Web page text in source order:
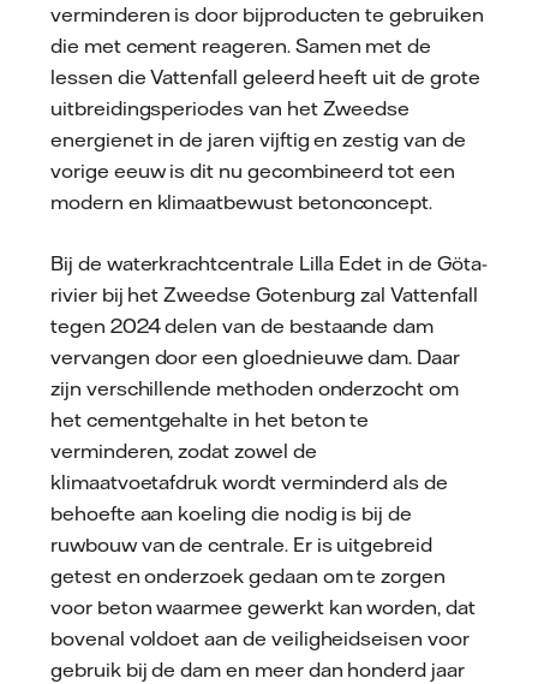
verminderen is door bijproducten te gebruiken
die met cement reageren. Samen met de
lessen die Vattenfall geleerd heeft uit de grote
uitbreidingsperiodes van het Zweedse
energienet in de jaren vijftig en zestig van de
vorige eeuw is dit nu gecombineerd tot een
modern en klimaatbewust betonconcept.
Bij de waterkrachtcentrale Lilla Edet in de Göta-
rivier bij het Zweedse Gotenburg zal Vattenfall
tegen 2024 delen van de bestaande dam
vervangen door een gloednieuwe dam. Daar
zijn verschillende methoden onderzocht om
het cementgehalte in het beton te
verminderen, zodat zowel de
klimaatvoetafdruk wordt verminderd als de
behoefte aan koeling die nodig is bij de
ruwbouw van de centrale. Er is uitgebreid
getest en onderzoek gedaan om te zorgen
voor beton waarmee gewerkt kan worden, dat
bovenal voldoet aan de veiligheidseisen voor
gebruik bij de dam en meer dan honderd jaar